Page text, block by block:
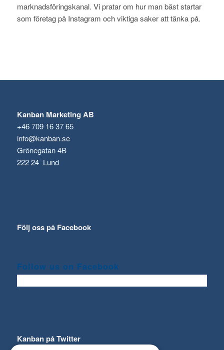
marknadsföringskanal. Vi pratar om hur man bäst startar
som företag på Instagram och viktiga saker att tänka på.
Kanban Marketing AB
+46 709 16 37 65
info@kanban.se
Grönegatan 4B
222 24 Lund
Följ oss på Facebook
Follow us on Facebook
Kanban på Twitter